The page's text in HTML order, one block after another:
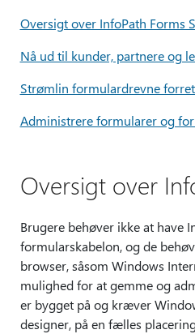
Oversigt over InfoPath Forms
Nå ud til kunder, partnere og
Strømlin formulardrevne
Administrere formularer og
Oversigt over
Brugere behøver ikke at have
formularskabelon, og de
browser, såsom Windows
mulighed for at gemme og
er bygget på og kræver
designer, på en fælles